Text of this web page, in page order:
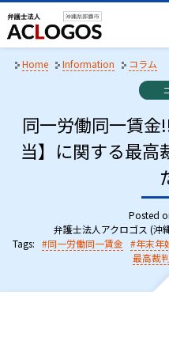
i
Home Information
コラム
C
a
t
e
g
o
e
s
:
同一労働同一賃
当】に関する最高
Posted
弁護士法人アクロゴス (沖
Tags:
同一労働同一賃金 年末年
最高裁